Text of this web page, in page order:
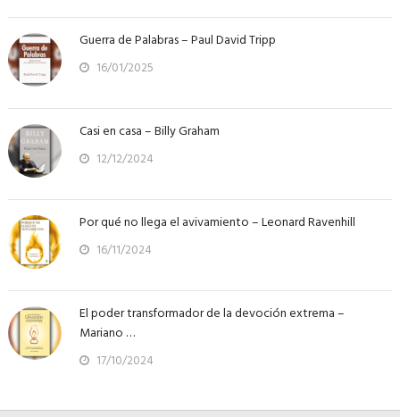
Guerra de Palabras – Paul David Tripp
16/01/2025
Casi en casa – Billy Graham
12/12/2024
Por qué no llega el avivamiento – Leonard Ravenhill
16/11/2024
El poder transformador de la devoción extrema –
Mariano …
17/10/2024